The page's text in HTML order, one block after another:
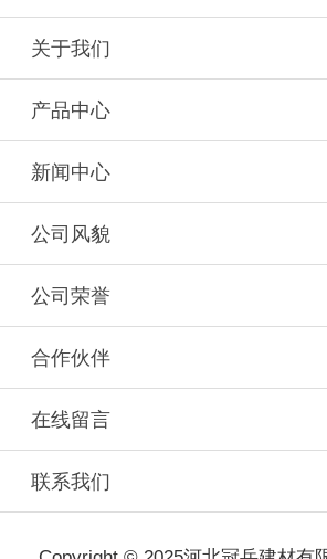
关于我们
产品中心
新闻中心
公司风貌
公司荣誉
合作伙伴
在线留言
联系我们